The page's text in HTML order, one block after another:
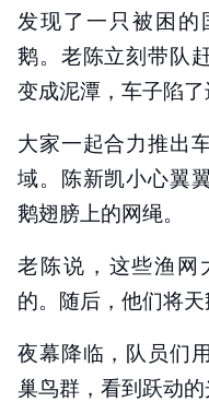
发现了一只被困
鹅。老陈立刻带队
变成泥潭，车子陷了
大家一起合力推出
域。陈新凯小心翼
鹅翅膀上的网绳。
老陈说，这些渔网
的。随后，他们将天
夜幕降临，队员们
巢鸟群，看到跃动的